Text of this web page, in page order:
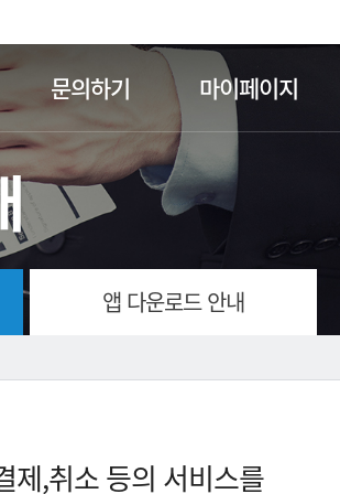
문의하기 마이페이지
앱 다운로드 안내
제,취소 등의 서비스를